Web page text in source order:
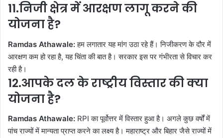
11.निजी क्षेत्र में आरक्षण लागू करने की
योजना है?
Ramdas Athawale:हम लगातार यह मांग उठा रहे हैं। निजीकरण के दौर में
आरक्षण कम हो रहा है, यह चिंता की बात है। सरकार इस पर गंभीरता से विचार कर
रही है।
12.आपके दल के राष्ट्रीय विस्तार की क्या
योजना है?
Ramdas Athawale: RPI का पूर्वोत्तर में विस्तार हुआ है। अगले कुछ वर्षों में
पांच राज्यों में मान्यता प्राप्त करने का लक्ष्य है। महाराष्ट्र और बिहार जैसे राज्यों में